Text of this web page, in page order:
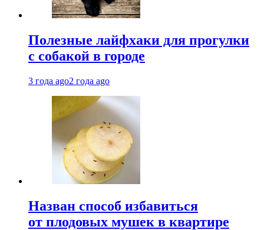
Полезные лайфхаки для прогулки
с собакой в городе
3 года ago2 года ago
Назван способ избавиться
от плодовых мушек в квартире